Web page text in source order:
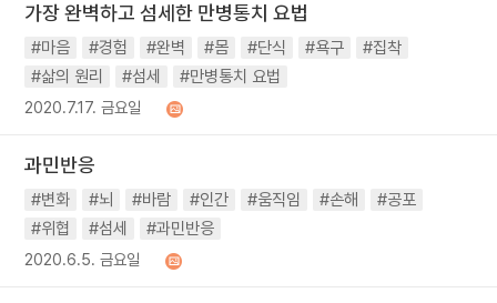
가장 완벽하고 섬세한 만병통치 요법
#마음 #경험 #완벽 #몸 #단식 #욕구
#집착
#삶의 원리
#섬세 #만병통치 요법
2020.7.17. 금요일
과민반응
#변화 #뇌 #바람 #인간 #움직임 #손해
#공포
#위협
#섬세 #과민반응
2020.6.5. 금요일